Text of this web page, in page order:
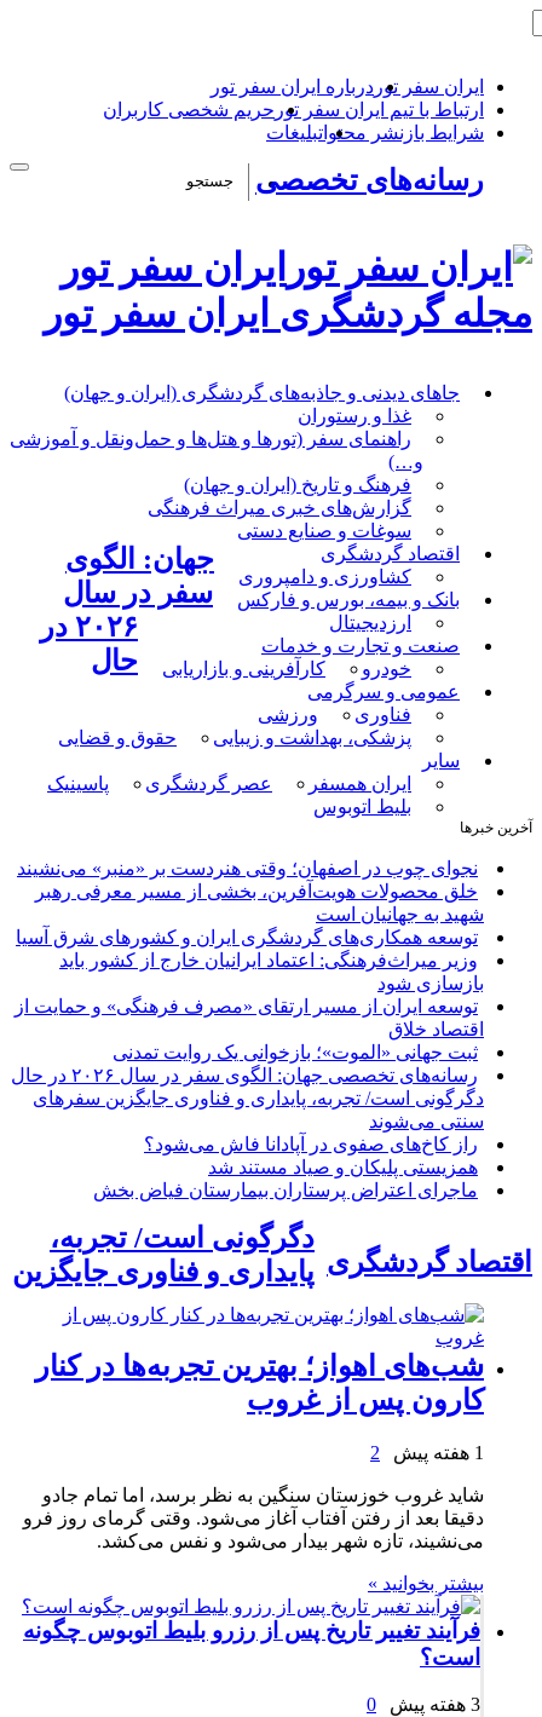
ایران سفر تور درباره ایران سفر تور
ارتباط با تیم ایران سفر تور حریم شخصی کاربران
شرایط بازنشر محتوا تبلیغات
ایران سفر تور
مجله گردشگری ایران سفر تور
جاهای دیدنی و جاذبه‌های گردشگری (ایران و جهان)
غذا و رستوران
راهنمای سفر (تورها و هتل‌ها و حمل‌و‌نقل و آموزشی
و…)
فرهنگ و تاریخ (ایران و جهان)
گزارش‌های خبری میراث فرهنگی
سوغات و صنایع دستی
اقتصاد گردشگری
کشاورزی و دامپروری
بانک و بیمه، بورس و فارکس
ارزدیجیتال
صنعت و تجارت و خدمات
خودرو
کارآفرینی و بازاریابی
عمومی و سرگرمی
فناوری
ورزشی
پزشکی، بهداشت و زیبایی
حقوق و قضایی
سایر
ایران همسفر
عصر گردشگری
پاسینیک
بلیط اتوبوس
آخرین خبرها
نجوای چوب در اصفهان؛ وقتی هنردست بر «منبر» می‌نشیند
خلق محصولات هویت‌آفرین، بخشی از مسیر معرفی رهبر
شهید به جهانیان است
توسعه همکاری‌های گردشگری ایران و کشورهای شرق آسیا
وزیر میراث‌فرهنگی: اعتماد ایرانیان خارج از کشور باید
بازسازی شود
توسعه ایران از مسیر ارتقای «مصرف فرهنگی» و حمایت از
اقتصاد خلاق
ثبت جهانی «الموت»؛ بازخوانی یک روایت تمدنی
رسانه‌های تخصصی جهان: الگوی سفر در سال ۲۰۲۶ در حال
دگرگونی است/ تجربه، پایداری و فناوری جایگزین سفرهای
سنتی می‌شوند
راز کاخ‌های صفوی در آپادانا فاش می‌شود؟
همزیستی پلیکان و صیاد مستند شد
ماجرای اعتراض پرستاران بیمارستان فیاض بخش
اقتصاد گردشگری
شب‌های اهواز؛ بهترین تجربه‌ها در کنار
کارون پس از غروب
1 هفته پیش 2
شاید غروب خوزستان سنگین به نظر برسد، اما تمام جادو
دقیقا بعد از رفتن آفتاب آغاز می‌شود. وقتی گرمای روز فرو
می‌نشیند، تازه شهر بیدار می‌شود و نفس می‌کشد.
بیشتر بخوانید »
فرآیند تغییر تاریخ پس از رزرو بلیط اتوبوس چگونه
است؟
3 هفته پیش 0
رسانه‌های تخصصی
جهان: الگوی
سفر در سال
۲۰۲۶ در
حال
دگرگونی است/ تجربه،
پایداری و فناوری جایگزین